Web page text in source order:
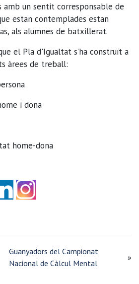
amb un sentit corresponsable de
estan contemplades estan
als alumnes de batxillerat.
el Pla d'Igualtat s’ha construït a
àrees de treball:
i dona
home-dona
Guanyadors del Campionat
Nacional de Càlcul Mental
»